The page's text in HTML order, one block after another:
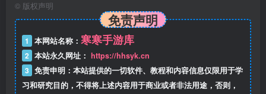
© 版权声明
免责声明
1 本网站名称： 寒寒手游库
2 本站永久网址： https://hhsyk.cn
3 免责申明：本站提供的一切软件、教程和内容信息仅限用于学
习和研究目的，不得将上述内容用于商业或者非法用途，否则，